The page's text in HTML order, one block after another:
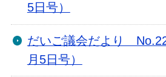
5日号）
だいご議会だより
月5日号）